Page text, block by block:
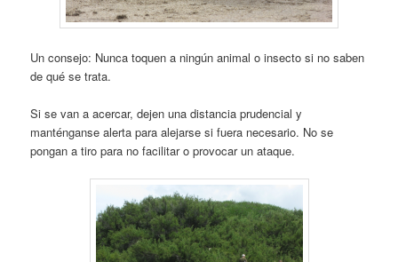
Un consejo: Nunca toquen a ningún animal o insecto si no saben
de qué se trata.
Si se van a acercar, dejen una distancia prudencial y
manténganse alerta para alejarse si fuera necesario. No se
pongan a tiro para no facilitar o provocar un ataque.